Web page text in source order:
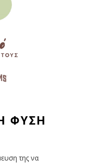
ΦΎΣΗ
της να